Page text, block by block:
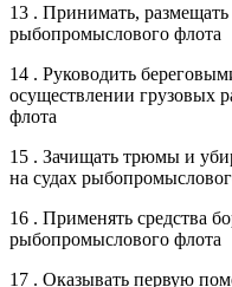
13 . Принимать,
рыбопромыслового флота
14 . Руководить
осуществлении грузовых
флота
15 . Зачищать трюмы и
на судах
16 . Применять средства
рыбопромыслового флота
17 . Оказывать первую